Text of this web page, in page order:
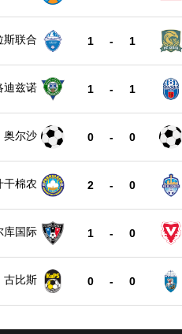
斯联合 1 - 1
迪兹诺 1 - 1
奥尔沙 0 - 0
干棉农 2 - 0
库国际 1 - 0
古比斯 0 - 0